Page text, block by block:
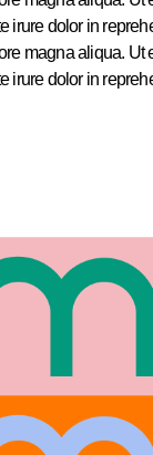
irure dolor in
magna aliqua.
irure dolor in